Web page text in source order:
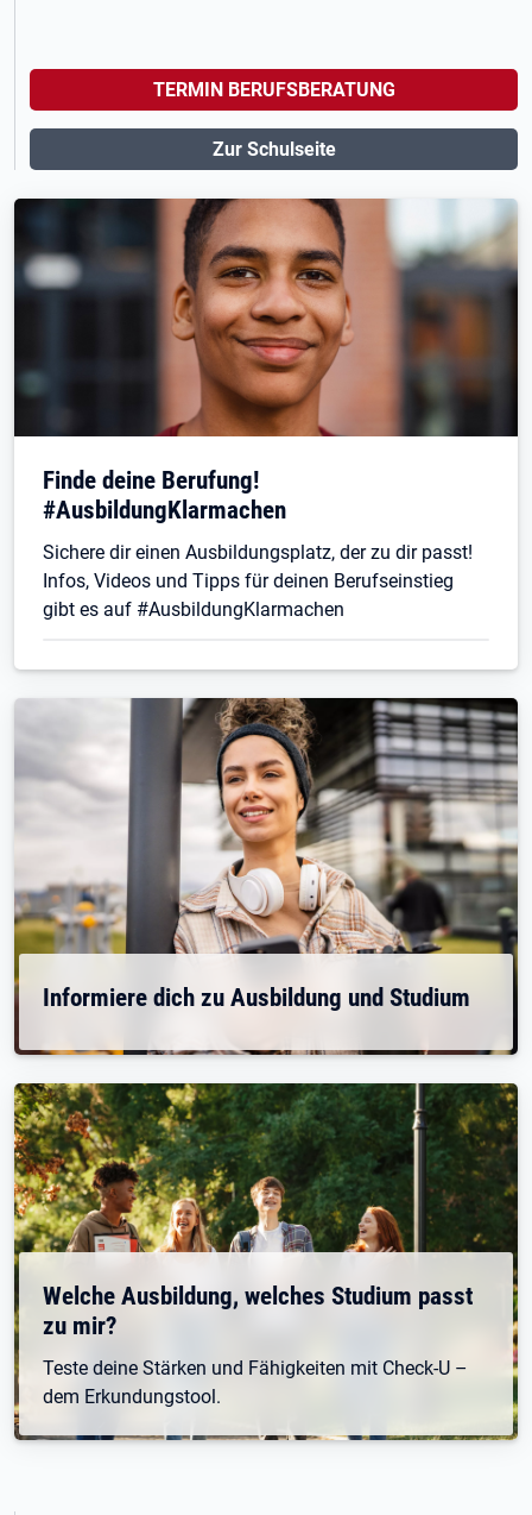
TERMIN BERUFSBERATUNG
Zur Schulseite
Finde deine Berufung!
#AusbildungKlarmachen
Sichere dir einen Ausbildungsplatz, der zu dir passt!
Infos, Videos und Tipps für deinen Berufseinstieg
gibt es auf #AusbildungKlarmachen
Informiere dich zu Ausbildung und Studium
Welche Ausbildung, welches Studium passt
zu mir?
Teste deine Stärken und Fähigkeiten mit Check-U –
dem Erkundungstool.